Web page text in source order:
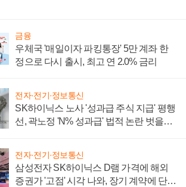
금융
우체국 '매일이자 파킹통장' 5만 계좌 한
정으로 다시 출시, 최고 연 2.0% 금리
전자·전기·정보통신
SK하이닉스 노사 '성과급 주식 지급' 평행
선, 곽노정 'N% 성과급' 법적 논란 벗을지
전자·전기·정보통신
삼성전자 SK하이닉스 D램 가격에 해외
증권가 '고점' 시각 나와, 장기 계약에 단점